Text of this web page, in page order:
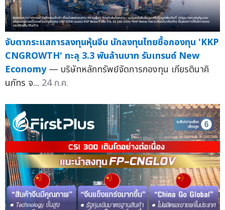
จับตากระแสการลงทุนหุ้นจีน นักลงทุนไทยซื้อกองทุน 'KKP
CNGROWTH' ทะลุ 3.3 พันล้านบาท รับเทรนด์ New
Economy — บริษัทหลักทรัพย์จัดการกองทุน เกียรตินาคิ
นภัทร จ... 24 ก.ค.